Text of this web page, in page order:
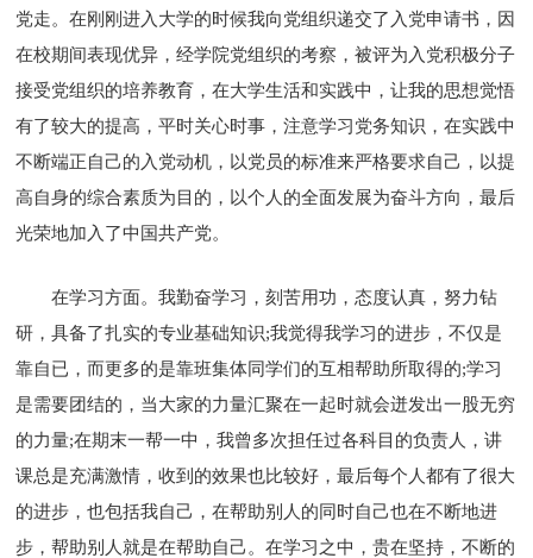
党走。在刚刚进入大学的时候我向党组织递交了入党申请书，因
在校期间表现优异，经学院党组织的考察，被评为入党积极分子
接受党组织的培养教育，在大学生活和实践中，让我的思想觉悟
有了较大的提高，平时关心时事，注意学习党务知识，在实践中
不断端正自己的入党动机，以党员的标准来严格要求自己，以提
高自身的综合素质为目的，以个人的全面发展为奋斗方向，最后
光荣地加入了中国共产党。
在学习方面。我勤奋学习，刻苦用功，态度认真，努力钻
研，具备了扎实的专业基础知识;我觉得我学习的进步，不仅是
靠自已，而更多的是靠班集体同学们的互相帮助所取得的;学习
是需要团结的，当大家的力量汇聚在一起时就会迸发出一股无穷
的力量;在期末一帮一中，我曾多次担任过各科目的负责人，讲
课总是充满激情，收到的效果也比较好，最后每个人都有了很大
的进步，也包括我自己，在帮助别人的同时自己也在不断地进
步，帮助别人就是在帮助自己。在学习之中，贵在坚持，不断的